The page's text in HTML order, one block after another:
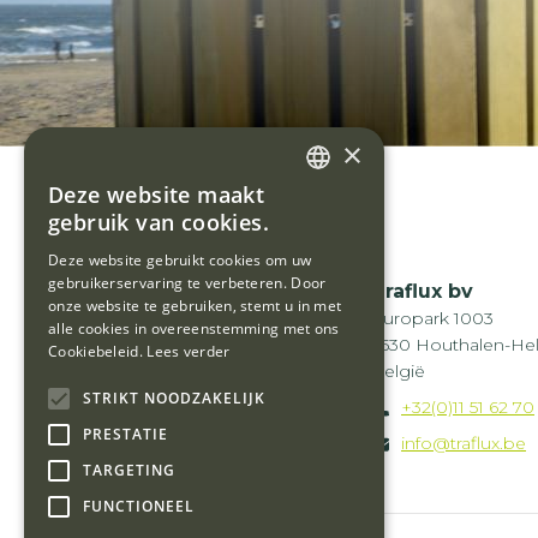
Traflux bv
Europark 1003
3530 Houthalen-
België
+32(0)11 51 62 70
info@traflux.be
×
Deze website maakt
gebruik van cookies.
Deze website gebruikt cookies om uw
gebruikerservaring te verbeteren. Door
onze website te gebruiken, stemt u in met
alle cookies in overeenstemming met ons
Cookiebeleid. Lees verder
STRIKT NOODZAKELIJK
PRESTATIE
TARGETING
FUNCTIONEEL